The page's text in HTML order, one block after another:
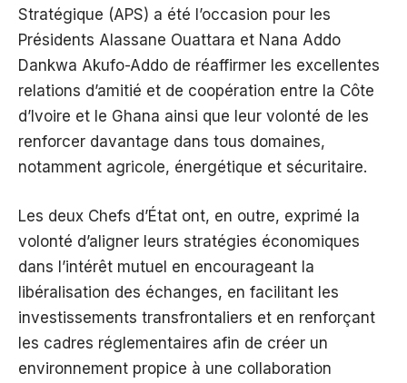
Stratégique (APS) a été l’occasion pour les
Présidents Alassane Ouattara et Nana Addo
Dankwa Akufo-Addo de réaffirmer les excellentes
relations d’amitié et de coopération entre la Côte
d’Ivoire et le Ghana ainsi que leur volonté de les
renforcer davantage dans tous domaines,
notamment agricole, énergétique et sécuritaire.
Les deux Chefs d’État ont, en outre, exprimé la
volonté d’aligner leurs stratégies économiques
dans l’intérêt mutuel en encourageant la
libéralisation des échanges, en facilitant les
investissements transfrontaliers et en renforçant
les cadres réglementaires afin de créer un
environnement propice à une collaboration